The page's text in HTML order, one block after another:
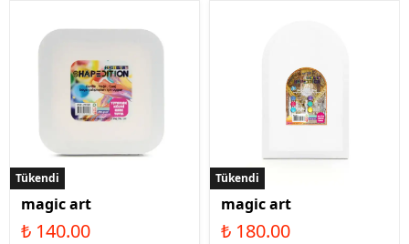
Tükendi
magic art
₺ 140.00
Tükendi
magic art
₺ 180.00